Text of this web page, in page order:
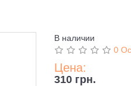
В наличии
0
Цена:
310 грн.